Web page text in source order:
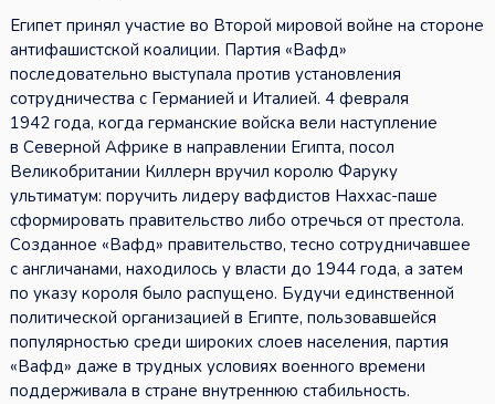
Египет принял участие во Второй мировой войне на стороне
антифашистской коалиции. Партия «Вафд»
последовательно выступала против установления
сотрудничества с Германией и Италией. 4 февраля
1942 года, когда германские войска вели наступление
в Северной Африке в направлении Египта, посол
Великобритании Киллерн вручил королю Фаруку
ультиматум: поручить лидеру вафдистов Наххас-паше
сформировать правительство либо отречься от престола.
Созданное «Вафд» правительство, тесно сотрудничавшее
с англичанами, находилось у власти до 1944 года, а затем
по указу короля было распущено. Будучи единственной
политической организацией в Египте, пользовавшейся
популярностью среди широких слоев населения, партия
«Вафд» даже в трудных условиях военного времени
поддерживала в стране внутреннюю стабильность.